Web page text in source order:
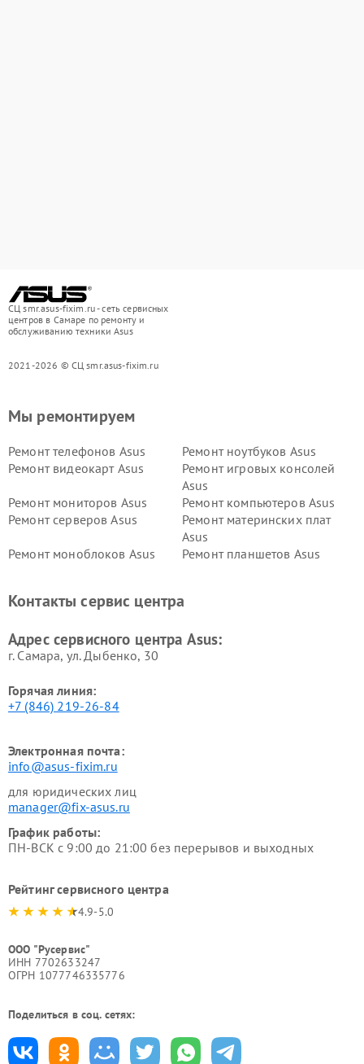
СЦ smr.asus-fixim.ru - сеть сервисных
центров в Самаре по ремонту и
обслуживанию техники Asus
2021-2026 © СЦ smr.asus-fixim.ru
Мы ремонтируем
Ремонт телефонов Asus
Ремонт ноутбуков Asus
Ремонт видеокарт Asus
Ремонт игровых консолей
Asus
Ремонт мониторов Asus
Ремонт компьютеров Asus
Ремонт серверов Asus
Ремонт материнских плат
Asus
Ремонт моноблоков Asus
Ремонт планшетов Asus
Контакты сервис центра
Адрес сервисного центра Asus:
г. Самара, ул. Дыбенко, 30
Горячая линия:
+7 (846) 219-26-84
Электронная почта:
info@asus-fixim.ru
для юридических лиц
manager@fix-asus.ru
График работы:
ПН-ВСК с 9:00 до 21:00 без перерывов и выходных
Рейтинг сервисного центра
4.9-5.0
ООО "Русервис"
ИНН 7702633247
ОГРН 1077746335776
Поделиться в соц. сетях: